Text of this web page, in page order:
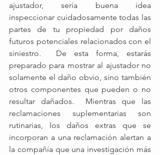
ajustador, sería buena idea
inspeccionar cuidadosamente todas las
partes de tu propiedad por daños
futuros potenciales relacionados con el
siniestro.  De esta forma, estarás
preparado para mostrar al ajustador no
solamente el daño obvio, sino también
otros componentes que pueden o no
resultar dañados.  Mientras que las
reclamaciones suplementarias son
rutinarias, los daños extras que se
incorporan a una reclamación alertan a
la compañía que una investigación más